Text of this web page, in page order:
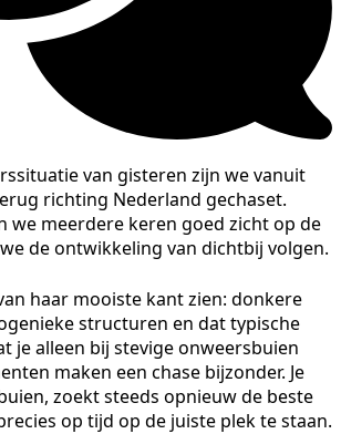
van gisteren zijn we vanuit
richting Nederland gechaset.
we meerdere keren goed zicht op de
de ontwikkeling van dichtbij volgen.
haar mooiste kant zien: donkere
structuren en dat typische
je alleen bij stevige onweersbuien
maken een chase bijzonder. Je
zoekt steeds opnieuw de beste
op tijd op de juiste plek te staan.